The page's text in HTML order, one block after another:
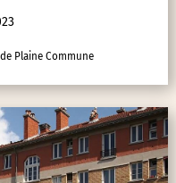
Plaine Commune